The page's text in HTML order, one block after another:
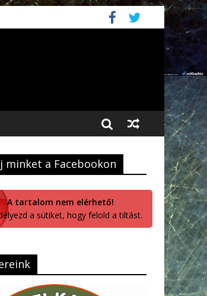
minket a Facebookon
A tartalom nem elérhető!
a sütiket, hogy felold a tiltást.